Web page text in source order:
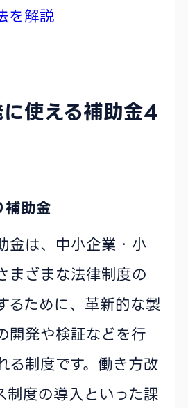
を解説
使える補助金4
補助金
金は、中小企業・小
まざまな法律制度の
るために、革新的な製
開発や検証などを行
る制度です。働き方改
制度の導入といった課